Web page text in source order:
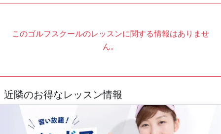
このゴルフスクールのレッスンに関する情報はありませ
ん。
近隣のお得なレッスン情報